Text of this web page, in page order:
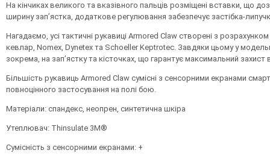
На кінчиках великого та вказівного пальців розміщені вставки, що
ширину зап’ястка, додаткове регулювання забезпечує застібка-
Нагадаємо, усі тактичні рукавиці Armored Claw створені з
кевлар, Nomex, Dynetex та Schoeller Keptrotec. Завдяки цьому у
зокрема, на зап’ястку та кісточках, що гарантує максимальний захист
Більшість рукавиць Armored Claw сумісні з сенсорними екранами
повноцінного застосування на полі бою.
Матеріали: спандекс, неопрен, синтетична шкіра
Утеплювач: Thinsulate 3M®
Сумісність з сенсорними екранами: +